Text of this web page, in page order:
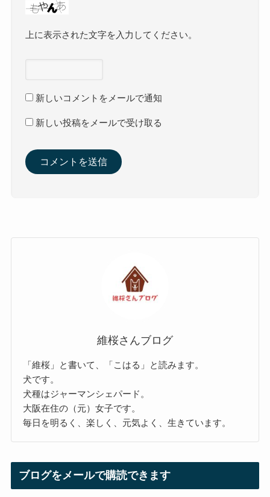
上に表示された文字を入力してください。
新しいコメントをメールで通知
新しい投稿をメールで受け取る
維桜さんブログ
「維桜」と書いて、「こはる」と読みます。
犬です。
犬種はジャーマンシェパード。
大阪在住の（元）女子です。
毎日を明るく、楽しく、元気よく、生きています。
ブログをメールで購読できます